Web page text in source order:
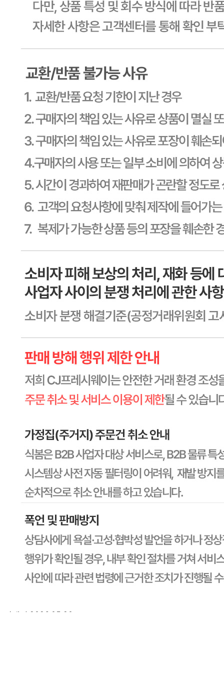
상품 고시 정보
식품의 유형
생산자
소재지
상품상세 참조
제조연월일
상품상세 참조
소비기한
상품상세 참조
포장단위별 용량(중량)
상품상세 참조
포장단위별 수량
상품상세 참조
원재료명 및 함량
상품상세 참조
영양성분
상세 상품정보 참고
유전자변형식품에 해당하는 경우의 표시
해당사항 없음
소비자 상담 관련 전화번호
상품상세 참조
반품/교환 정보
판매자명
문의번호
1588-6967
반품/교환
반품 배송비: 30,000원
주의사항
미성년자가 체결한 계약은 법정대리인이 동의하지 않은 경우
본인 또는 법정대리인이 취소할 수 있습니다. 식봄에 등록된
판매상품과 상품의 내용은 판매자가 등록한 것으로 (주)마켓
보로는 그 등록내용에 대하여 일체의 책임을 지지 않습니다.
상세 정보 구매 정보 상품 문의
상품 문의 문의글 작성
내 문의만 보기
비밀글 제외
답변완료
비밀글입니다.
판매자 2026.05.20